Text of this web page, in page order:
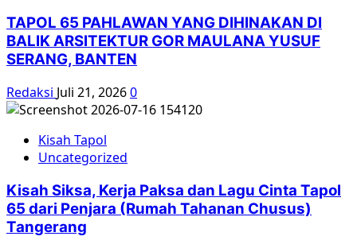
TAPOL 65 PAHLAWAN YANG DIHINAKAN DI
BALIK ARSITEKTUR GOR MAULANA YUSUF
SERANG, BANTEN
Redaksi Juli 21, 20260
Kisah Tapol
Uncategorized
Kisah Siksa, Kerja Paksa dan Lagu Cinta Tapol
65 dari Penjara (Rumah Tahanan Chusus)
Tangerang